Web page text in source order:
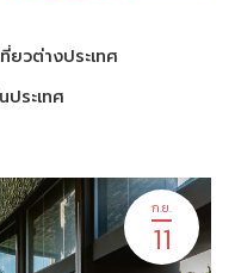
ยวต่างประเทศ
ประเทศ
ก.ย.
11